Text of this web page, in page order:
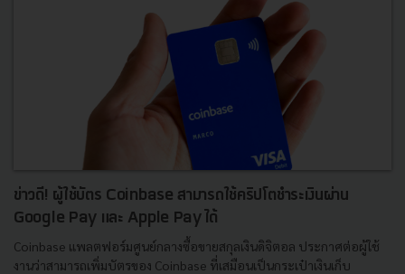
ข่าวดี! ผู้ใช้บัตร Coinbase สามารถใช้คริปโตชำระเงินผ่าน
Google Pay และ Apple Pay ได้
Coinbase แพลตฟอร์มศูนย์กลางซื้อขายสกุลเงินดิจิตอล ประกาศต่อผู้ใช้
งานว่าสามารถเพิ่มบัตรของ Coinbase ที่เสมือนเป็นกระเป๋าเงินเก็บ